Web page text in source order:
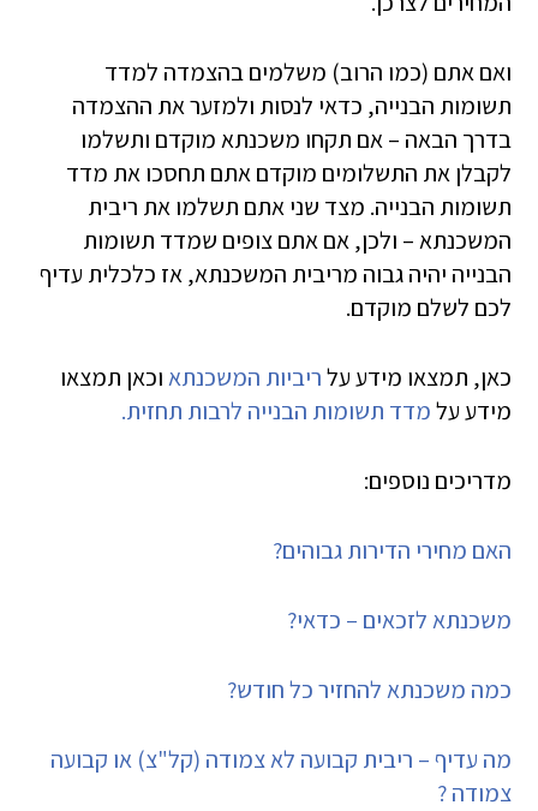
ואם אתם (כמו הרוב) משלמים בהצמדה למדד
תשומות הבנייה, כדאי לנסות ולמזער את ההצמדה
בדרך הבאה – אם תקחו משכנתא מוקדם ותשלמו
לקבלן את התשלומים מוקדם אתם תחסכו את מדד
תשומות הבנייה. מצד שני אתם תשלמו את ריבית
המשכנתא – ולכן, אם אתם צופים שמדד תשומות
הבנייה יהיה גבוה מריבית המשכנתא, אז כלכלית עדיף
לכם לשלם מוקדם.
כאן, תמצאו מידע עלריביות המשכנתאוכאן תמצאו
מידע עלמדד תשומות הבנייה לרבות תחזית.
מדריכים נוספים:
האם מחירי הדירות גבוהים?
משכנתא לזכאים – כדאי?
כמה משכנתא להחזיר כל חודש?
מה עדיף – ריבית קבועה לא צמודה (קל"צ) או קבועה
צמודה ?